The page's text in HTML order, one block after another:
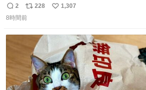
年も前に放送された『トリビアの泉』
こんな役やってんだ…」と思ったけど
らしい。その何年か後に出たTBSのバ
当の最後になるかな
返
信
2
リ
ポ
数
228
い
1,307
8時間前